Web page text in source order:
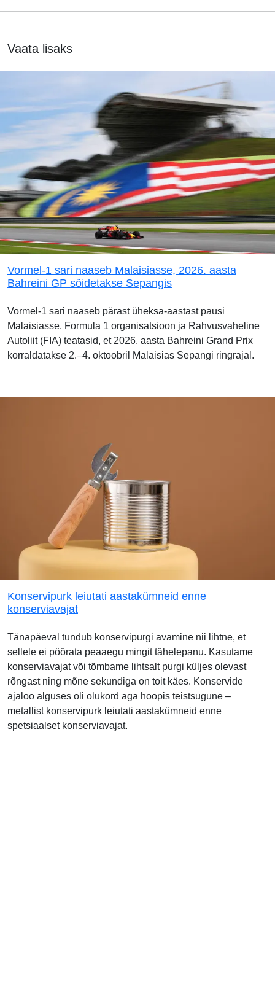
Vaata lisaks
Vormel-1 sari naaseb Malaisiasse, 2026. aasta
Bahreini GP sõidetakse Sepangis
Vormel-1 sari naaseb pärast üheksa-aastast pausi
Malaisiasse. Formula 1 organisatsioon ja Rahvusvaheline
Autoliit (FIA) teatasid, et 2026. aasta Bahreini Grand Prix
korraldatakse 2.–4. oktoobril Malaisias Sepangi ringrajal.
Konservipurk leiutati aastakümneid enne
konserviavajat
Tänapäeval tundub konservipurgi avamine nii lihtne, et
sellele ei pöörata peaaegu mingit tähelepanu. Kasutame
konserviavajat või tõmbame lihtsalt purgi küljes olevast
rõngast ning mõne sekundiga on toit käes. Konservide
ajaloo alguses oli olukord aga hoopis teistsugune –
metallist konservipurk leiutati aastakümneid enne
spetsiaalset konserviavajat.